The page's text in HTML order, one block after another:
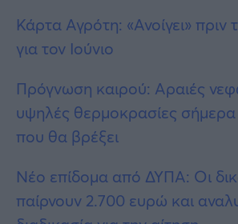
Κάρτα Αγρότη: «Ανοίγει» πριν
για τον Ιούνιο
Πρόγνωση καιρού: Αραιές
υψηλές θερμοκρασίες σήμερα
που θα βρέξει
Νέο επίδομα από ΔΥΠΑ: Οι
παίρνουν 2.700 ευρώ και